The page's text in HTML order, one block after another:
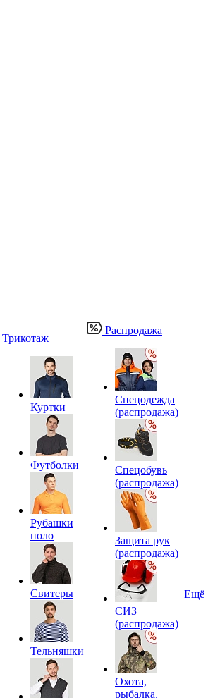
Трикотаж
Куртки
Футболки
Рубашки
поло
Свитеры
Тельняшки
Распродажа
Спецодежда
(распродажа)
Спецобувь
(распродажа)
Защита рук
(распродажа)
СИЗ
(распродажа)
Охота,
рыбалка,
Ещё